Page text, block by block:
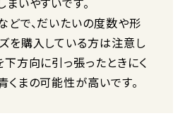
どで、だいたいの度数や形
を購入している方は注意し
下方向に引っ張ったときにく
くまの可能性が高いです。